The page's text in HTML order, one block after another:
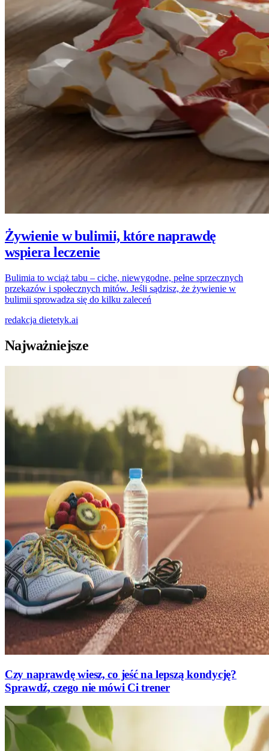
Żywienie w bulimii, które naprawdę
wspiera leczenie
Bulimia to wciąż tabu – ciche, niewygodne, pełne sprzecznych
przekazów i społecznych mitów. Jeśli sądzisz, że żywienie w
bulimii sprowadza się do kilku zaleceń
redakcja dietetyk.ai
Najważniejsze
Czy naprawdę wiesz, co jeść na lepszą kondycję?
Sprawdź, czego nie mówi Ci trener